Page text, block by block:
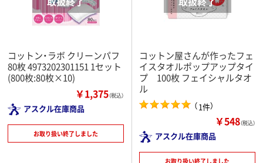
コットン・ラボ クリーンパフ
80枚 4973202301151 1セット
(800枚:80枚×10)
￥1,375（税込）
アスクル在庫商品
お取り扱い終了しました
コットン屋さんが作ったフェ
イスタオルポップアップタイ
プ 100枚 フェイシャルタオ
ル
（1件）
￥548（税込）
アスクル在庫商品
お取り扱い終了しました